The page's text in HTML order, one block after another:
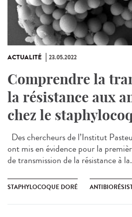
ACTUALITÉ 23.05.2022
Comprendre la
la résistance aux
chez le
Des chercheurs de l’Institut
ont mis en évidence pour la
de transmission de la résistance à
STAPHYLOCOQUE DORÉ